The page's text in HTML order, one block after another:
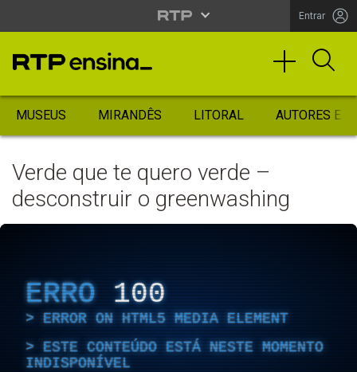
Entrar
MUSEUS MIRANDÊS LITORAL AUTORES
Verde que te quero verde –
desconstruir o greenwashing
ERRO 100
ERROR ON HTML5 MEDIA ELEMENT
ESTE CONTEÚDO ESTÁ NESTE MOMENTO
INDISPONÍVEL